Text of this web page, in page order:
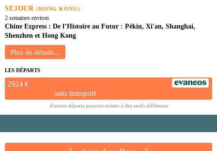
SÉJOUR (HONG KONG)
2 semaines environ
Chine Express : De l’Histoire au Futur : Pékin, Xi'an, Shanghai,
Shenzhen et Hong Kong
LES DÉPARTS
2924 €
sans transport
d'autres départs peuvent exister à des tarifs différents